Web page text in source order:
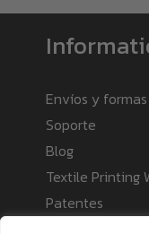
Envíos y
Soporte
Blog
Textile Printing
Patentes